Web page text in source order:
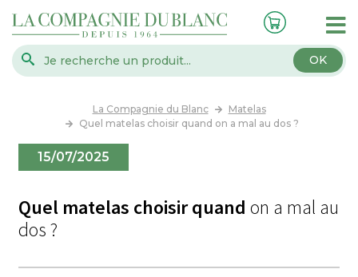
OK
La Compagnie du Blanc
Matelas
Quel matelas choisir quand on a mal au dos ?
15/07/2025
Quel matelas choisir quand on a mal au
dos ?